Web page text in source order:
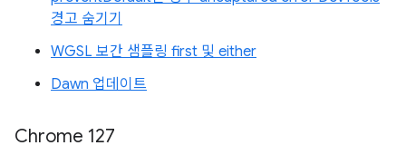
경고 숨기기
WGSL 보간 샘플링 first 및 either
Dawn 업데이트
Chrome 127